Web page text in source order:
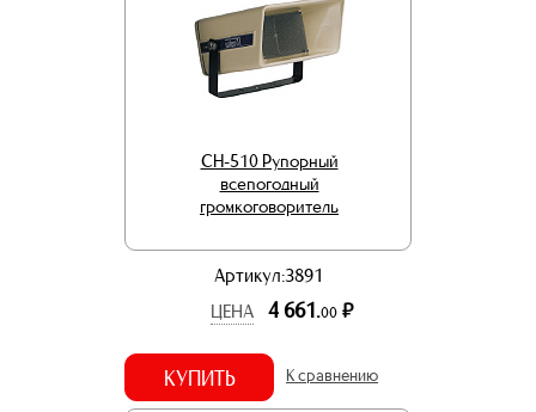
CH-510 Рупорный
всепогодный
громкоговоритель
Артикул:3891
ЦЕНА
4 661.00 р.
КУПИТЬ К сравнению